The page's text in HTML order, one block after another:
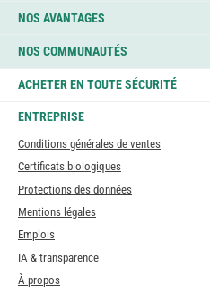
NOS AVANTAGES
NOS COMMUNAUTÉS
ACHETER EN TOUTE SÉCURITÉ
ENTREPRISE
Conditions générales de ventes
Certificats biologiques
Protections des données
Mentions légales
Emplois
IA & transparence
À propos